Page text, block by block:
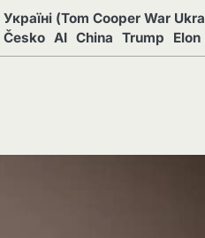
(Tom Cooper War
Česko AI China Trump